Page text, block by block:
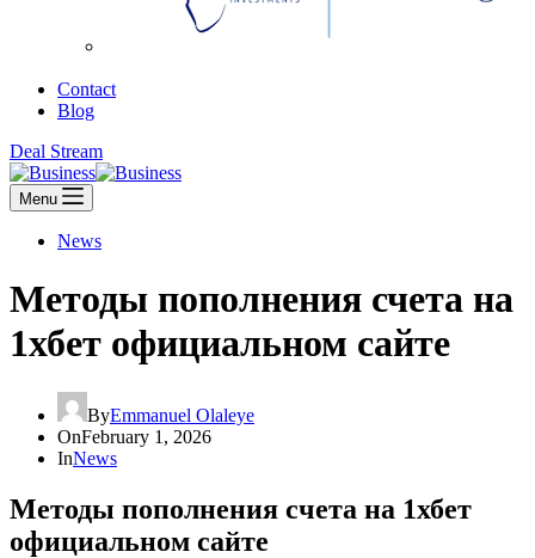
Contact
Blog
Deal Stream
Menu
News
Методы пополнения счета на
1хбет официальном сайте
ByEmmanuel Olaleye
OnFebruary 1, 2026
InNews
Методы пополнения счета на 1хбет
официальном сайте